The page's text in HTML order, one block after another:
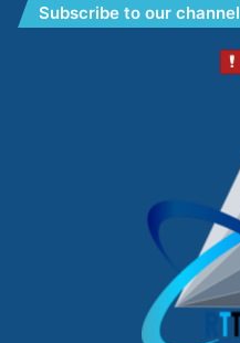
Subscribe to our channel